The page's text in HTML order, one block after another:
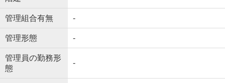
管理組合有無 -
管理形態 -
管理員の勤務形
態
-